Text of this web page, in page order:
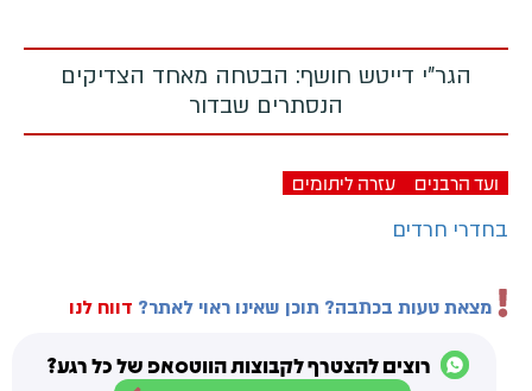
הגר"י דייטש חושף: הבטחה מאחד הצדיקים
הנסתרים שבדור
ועד הרבנים עזרה ליתומים
בחדרי חרדים
מצאת טעות בכתבה? תוכן שאינו ראוי לאתר? דווח לנו
רוצים להצטרף לקבוצות הווטסאפ של כל רגע?